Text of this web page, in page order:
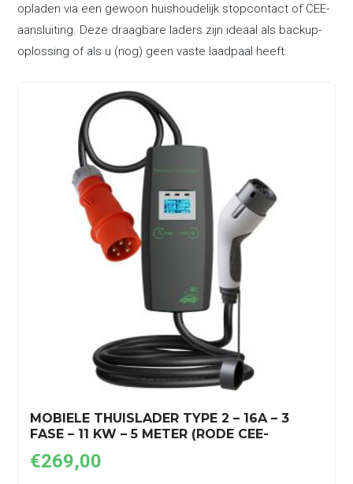
opladen via een gewoon huishoudelijk stopcontact of CEE-
aansluiting. Deze draagbare laders zijn ideaal als backup-
oplossing of als u (nog) geen vaste laadpaal heeft.
MOBIELE THUISLADER TYPE 2 – 16A – 3
FASE – 11 KW – 5 METER (RODE CEE-
€269,00